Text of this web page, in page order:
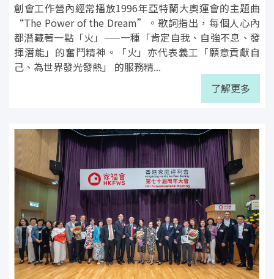
創會工作營內經常播放1996年亞特蘭大奧運會的主題曲
“The Power of the Dream”。歌詞指出，每個人心內
都潛藏著一點「火」——一種「肯定自我、自強不息、發
揮潛能」的奮鬥精神。「火」亦代表義工「願意貢獻自
己、為世界發光發熱」 的服務精...
了解更多